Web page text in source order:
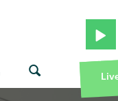
Pixey · "Oxygen" von